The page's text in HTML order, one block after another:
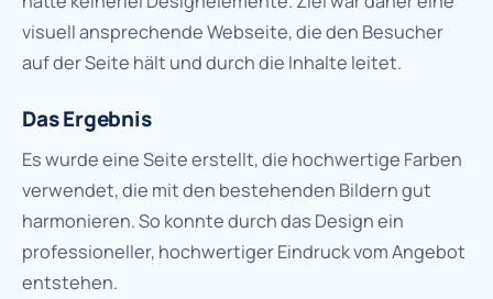
visuell ansprechende Webseite, die den Besucher
auf der Seite hält und durch die Inhalte leitet.
Das Ergebnis
Es wurde eine Seite erstellt, die hochwertige Farben
verwendet, die mit den bestehenden Bildern gut
harmonieren. So konnte durch das Design ein
professioneller, hochwertiger Eindruck vom Angebot
entstehen.